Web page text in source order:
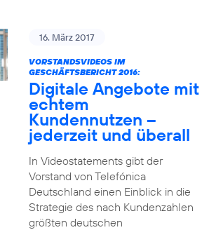
16. März 2017
VORSTANDSVIDEOS IM
GESCHÄFTSBERICHT 2016:
Digitale Angebote mit
echtem
Kundennutzen –
jederzeit und überall
In Videostatements gibt der
Vorstand von Telefónica
Deutschland einen Einblick in die
Strategie des nach Kundenzahlen
größten deutschen